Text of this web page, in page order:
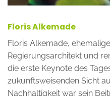
Floris Alkemade
Floris Alkemade,
Regierungsarchitekt und
die erste Keynote des
zukunftsweisenden Sicht
Nachhaltigkeit war sein